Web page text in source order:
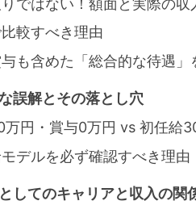
ではない！額面と実際の収
較すべき理由
も含めた「総合的な待遇」
誤解とその落とし穴
円・賞与0万円 vs 初任給
デルを必ず確認すべき理由
してのキャリアと収入の関